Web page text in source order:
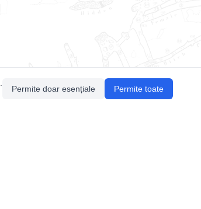
Permite doar esențiale Permite toate